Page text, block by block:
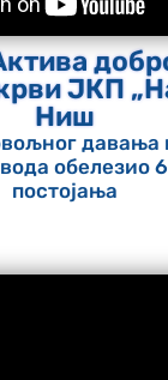
ЈКП
Ниш
давања
обелезио
постојања